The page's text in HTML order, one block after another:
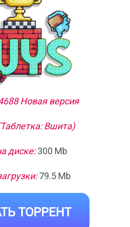
Новая версия
Вшита)
диске:300 Mb
79.5 Mb
ТОРРЕНТ